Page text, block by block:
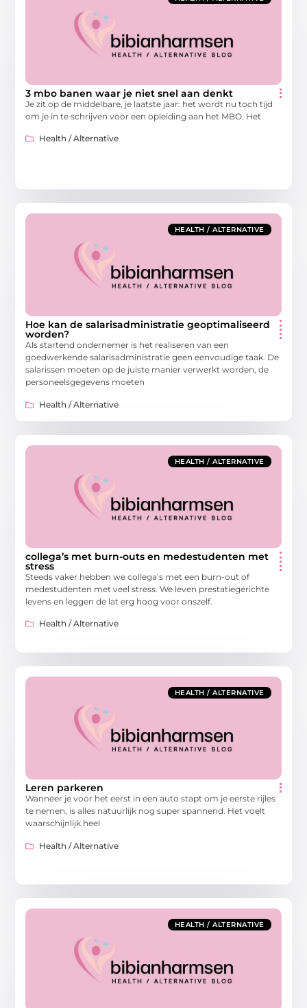
3 mbo banen waar je niet snel aan denkt
Je zit op de middelbare, je laatste jaar: het wordt nu toch tijd
om je in te schrijven voor een opleiding aan het MBO. Het
Health / Alternative
HEALTH / ALTERNATIVE
Hoe kan de salarisadministratie geoptimaliseerd
worden?
Als startend ondernemer is het realiseren van een
goedwerkende salarisadministratie geen eenvoudige taak. De
salarissen moeten op de juiste manier verwerkt worden, de
personeelsgegevens moeten
Health / Alternative
HEALTH / ALTERNATIVE
collega’s met burn-outs en medestudenten met
stress
Steeds vaker hebben we collega’s met een burn-out of
medestudenten met veel stress. We leven prestatiegerichte
levens en leggen de lat erg hoog voor onszelf.
Health / Alternative
HEALTH / ALTERNATIVE
Leren parkeren
Wanneer je voor het eerst in een auto stapt om je eerste rijles
te nemen, is alles natuurlijk nog super spannend. Het voelt
waarschijnlijk heel
Health / Alternative
HEALTH / ALTERNATIVE